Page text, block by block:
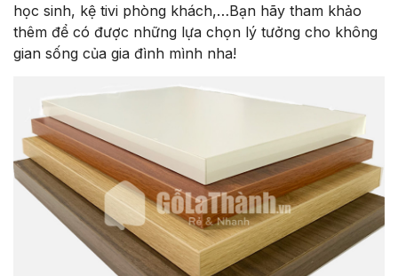
học sinh, kệ tivi phòng khách,…Bạn hãy tham khảo
thêm để có được những lựa chọn lý tưởng cho không
gian sống của gia đình mình nha!